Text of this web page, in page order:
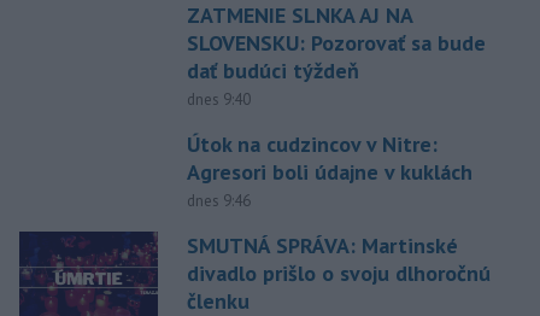
ZATMENIE SLNKA AJ NA
SLOVENSKU: Pozorovať sa bude
dať budúci týždeň
dnes 9:40
Útok na cudzincov v Nitre:
Agresori boli údajne v kuklách
dnes 9:46
SMUTNÁ SPRÁVA: Martinské
divadlo prišlo o svoju dlhoročnú
členku